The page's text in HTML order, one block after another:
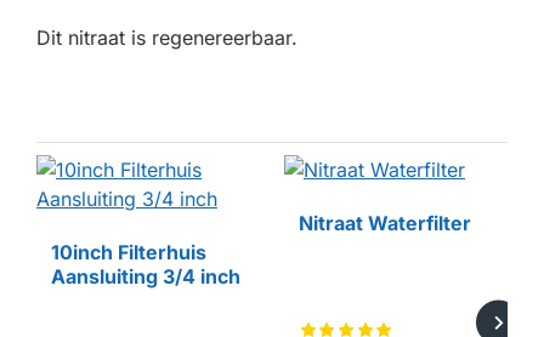
Dit nitraat is regenereerbaar.
HUISMERK
10inch Filterhuis
Aansluiting 3/4 inch
Nitraat Waterfilter